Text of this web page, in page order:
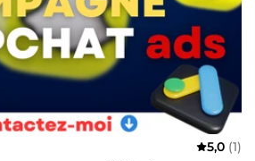
5,0 (1)